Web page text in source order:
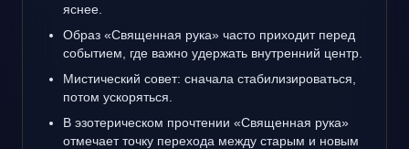
яснее.
Образ «Священная рука» часто приходит перед
событием, где важно удержать внутренний центр.
Мистический совет: сначала стабилизироваться,
потом ускоряться.
В эзотерическом прочтении «Священная рука»
отмечает точку перехода между старым и новым